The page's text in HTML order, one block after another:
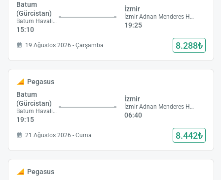
Batum
(Gürcistan)
Batum Havalimanı
15:10
İzmir
İzmir Adnan Menderes Havalimanı
19:25
19 Ağustos 2026 - Çarşamba 8.288₺
Pegasus
Batum
(Gürcistan)
Batum Havalimanı
19:15
İzmir
İzmir Adnan Menderes Havalimanı
06:40
21 Ağustos 2026 - Cuma 8.442₺
Pegasus